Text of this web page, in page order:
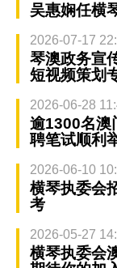
吴惠娴任横
2026-07-17
琴澳政务宣
短视频策划
2026-06-28
逾1300名澳
聘笔试顺利
2026-06-10
横琴执委会
考
2026-05-27
横琴执委会